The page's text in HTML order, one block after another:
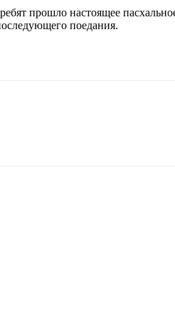
прошло настоящее
поедания.